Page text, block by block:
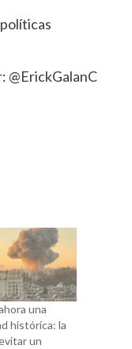
@ErickGalanC
una
histórica: la
un